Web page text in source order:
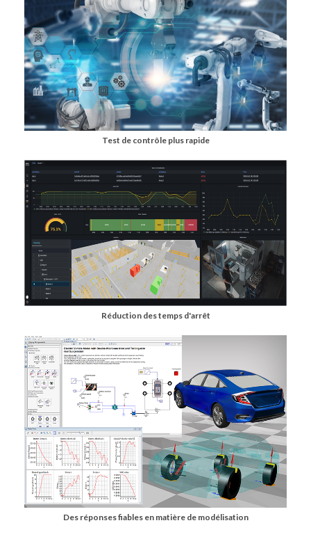
Test de contrôle plus rapide
Réduction des temps d'arrêt
Des réponses fiables en matière de modélisation